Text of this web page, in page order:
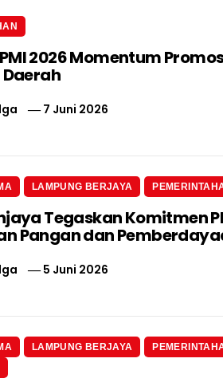
2026 Momentum
7 Juni 2026
LAMPUNG BERJAYA
Tegaskan Komitmen
Pangan dan
5 Juni 2026
LAMPUNG BERJAYA